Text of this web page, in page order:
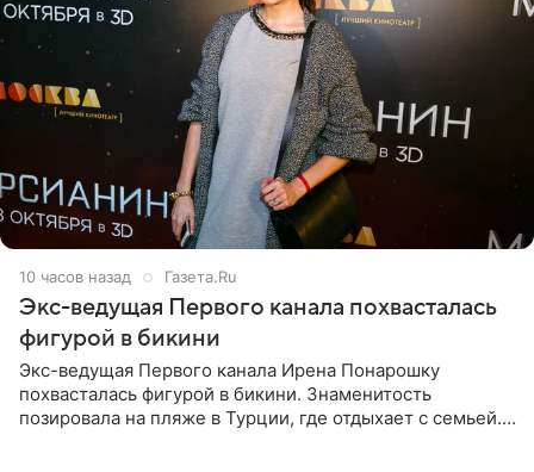
10 часов назад Газета.Ru
Экс-ведущая Первого канала похвасталась
фигурой в бикини
Экс-ведущая Первого канала Ирена Понарошку
похвасталась фигурой в бикини. Знаменитость
позировала на пляже в Турции, где отдыхает с семьей.